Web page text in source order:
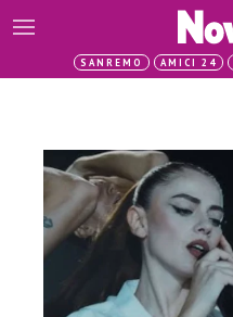
SANREMO AMICI 24